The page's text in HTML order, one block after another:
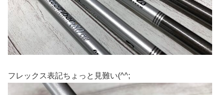
フレックス表記ちょっと見難い(^^;